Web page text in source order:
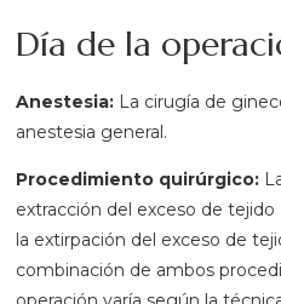
Día de la
Anestesia: La cirugía de
anestesia general.
Procedimiento quirúrgico:
extracción del exceso de
la extirpación del exceso de
combinación de ambos